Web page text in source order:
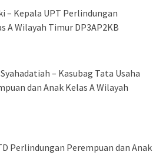
– Kepala UPT Perlindungan
A Wilayah Timur DP3AP2KB
– Kasubag Tata Usaha
dan Anak Kelas A Wilayah
Perlindungan Perempuan dan Anak